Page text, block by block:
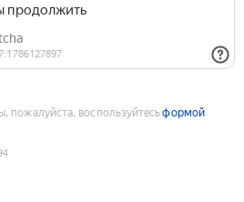
пожалуйста, воспользуйтесьформой